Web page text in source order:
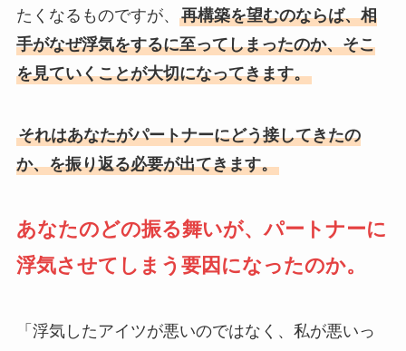
たくなるものですが、 再構築を望むのならば、相
手がなぜ浮気をするに至ってしまったのか、そこ
を見ていくことが大切になってきます。
それはあなたがパートナーにどう接してきたの
か、を振り返る必要が出てきます。
あなたのどの振る舞いが、パートナーに
浮気させてしまう要因になったのか。
「浮気したアイツが悪いのではなく、私が悪いっ